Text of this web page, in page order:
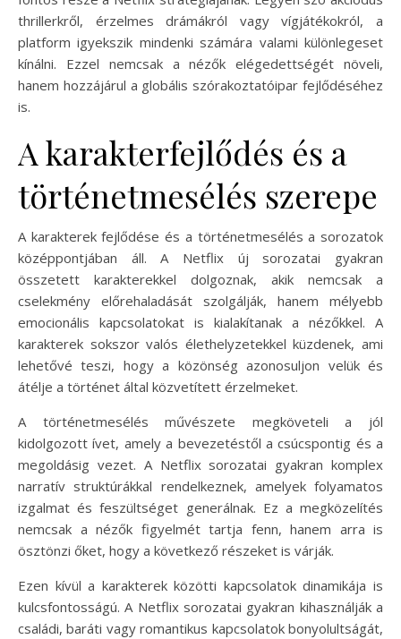
thrillerkről, érzelmes drámákról vagy vígjátékokról, a
platform igyekszik mindenki számára valami különlegeset
kínálni. Ezzel nemcsak a nézők elégedettségét növeli,
hanem hozzájárul a globális szórakoztatóipar fejlődéséhez
is.
A karakterfejlődés és a
történetmesélés szerepe
A karakterek fejlődése és a történetmesélés a sorozatok
középpontjában áll. A Netflix új sorozatai gyakran
összetett karakterekkel dolgoznak, akik nemcsak a
cselekmény előrehaladását szolgálják, hanem mélyebb
emocionális kapcsolatokat is kialakítanak a nézőkkel. A
karakterek sokszor valós élethelyzetekkel küzdenek, ami
lehetővé teszi, hogy a közönség azonosuljon velük és
átélje a történet által közvetített érzelmeket.
A történetmesélés művészete megköveteli a jól
kidolgozott ívet, amely a bevezetéstől a csúcspontig és a
megoldásig vezet. A Netflix sorozatai gyakran komplex
narratív struktúrákkal rendelkeznek, amelyek folyamatos
izgalmat és feszültséget generálnak. Ez a megközelítés
nemcsak a nézők figyelmét tartja fenn, hanem arra is
ösztönzi őket, hogy a következő részeket is várják.
Ezen kívül a karakterek közötti kapcsolatok dinamikája is
kulcsfontosságú. A Netflix sorozatai gyakran kihasználják a
családi, baráti vagy romantikus kapcsolatok bonyolultságát,